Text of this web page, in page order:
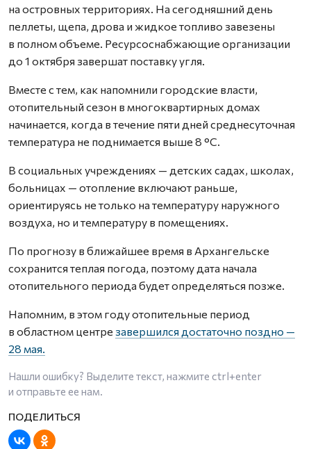
на островных территориях. На сегодняшний день
пеллеты, щепа, дрова и жидкое топливо завезены
в полном объеме. Ресурсоснабжающие организации
до 1 октября завершат поставку угля.
Вместе с тем, как напомнили городские власти,
отопительный сезон в многоквартирных домах
начинается, когда в течение пяти дней среднесуточная
температура не поднимается выше 8 °С.
В социальных учреждениях — детских садах, школах,
больницах — отопление включают раньше,
ориентируясь не только на температуру наружного
воздуха, но и температуру в помещениях.
По прогнозу в ближайшее время в Архангельске
сохранится теплая погода, поэтому дата начала
отопительного периода будет определяться позже.
Напомним, в этом году отопительные период
в областном центре завершился достаточно поздно —
28 мая.
Нашли ошибку? Выделите текст, нажмите ctrl+enter
и отправьте ее нам.